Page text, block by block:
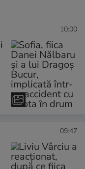
10:00
09:47